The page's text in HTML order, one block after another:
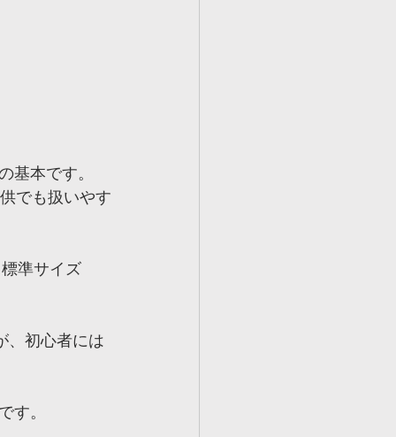
基本です。
でも扱いやす
準サイズ
、初心者には
す。